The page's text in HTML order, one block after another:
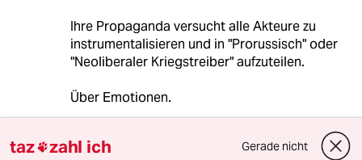
Ihre Propaganda versucht alle Akteure zu
instrumentalisieren und in "Prorussisch" oder
"Neoliberaler Kriegstreiber" aufzuteilen.
Über Emotionen.
westlichen Staaten verteidigenswert?
taz zahl ich Gerade nicht